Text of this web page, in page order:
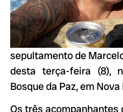
sepultamento de
desta terça-feira (8),
Bosque da Paz, em
Os três